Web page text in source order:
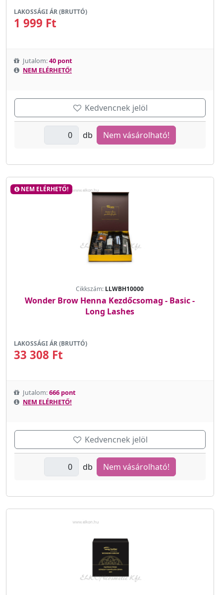
LAKOSSÁGI ÁR (BRUTTÓ)
1 999 Ft
Jutalom:40 pont
NEM ELÉRHETŐ!
Kedvencnek jelöl
db Nem vásárolható!
NEM ELÉRHETŐ!
Cikkszám: LLWBH10000
Wonder Brow Henna Kezdőcsomag - Basic -
Long Lashes
LAKOSSÁGI ÁR (BRUTTÓ)
33 308 Ft
Jutalom:666 pont
NEM ELÉRHETŐ!
Kedvencnek jelöl
db Nem vásárolható!